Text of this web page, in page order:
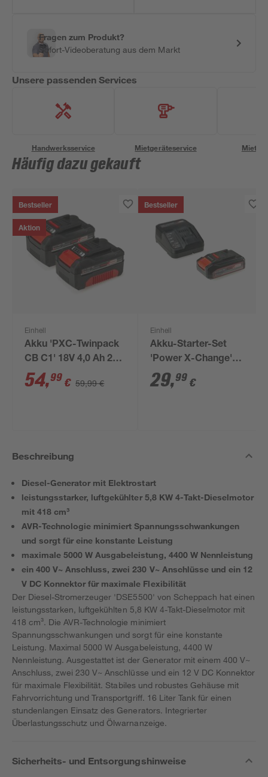
Fragen zum Produkt?
Sofort-Videoberatung aus dem Markt
Unsere passenden Services
Handwerksservice Mietgeräteservice
Häufig dazu gekauft
Bestseller
Aktion
Einhell
Akku 'PXC-Twinpack
CB C1' 18V 4,0 Ah 2
Stück
54,99 € 59,99 €
Bestseller
Einhell
Akku-Starter-Set
'Power X-Change'
Ladegerät und Akku
18 V 2,5 Ah
29,99 €
Beschreibung
Diesel-Generator mit Elektrostart
leistungsstarker, luftgekühlter 5,8 KW 4-Takt-Dieselmotor
mit 418 cm³
AVR-Technologie minimiert Spannungsschwankungen
und sorgt für eine konstante Leistung
maximale 5000 W Ausgabeleistung, 4400 W Nennleistung
ein 400 V~ Anschluss, zwei 230 V~ Anschlüsse und ein 12
V DC Konnektor für maximale Flexibilität
Der Diesel-Stromerzeuger 'DSE5500' von Scheppach hat einen
leistungsstarken, luftgekühlten 5,8 KW 4-Takt-Dieselmotor mit
418 cm³. Die AVR-Technologie minimiert
Spannungsschwankungen und sorgt für eine konstante
Leistung. Maximal 5000 W Ausgabeleistung, 4400 W
Nennleistung. Ausgestattet ist der Generator mit einem 400 V~
Anschluss, zwei 230 V~ Anschlüsse und ein 12 V DC Konnektor
für maximale Flexibilität. Stabiles und robustes Gehäuse mit
Fahrvorrichtung und Transportgriff. 16 Liter Tank für einen
stundenlangen Einsatz des Generators. Integrierter
Überlastungsschutz und Ölwarnanzeige.
Sicherheits- und Entsorgungshinweise